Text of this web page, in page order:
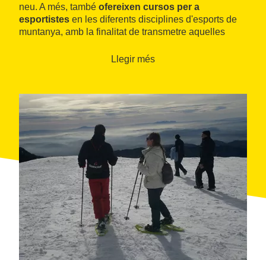
neu. A més, també ofereixen cursos per a
esportistes en les diferents disciplines d'esports de
muntanya, amb la finalitat de transmetre aquelles
l'esport de forma autònoma i amb total seguretat.
les embarcacions per fer caiac i surf de rem i també
un espai de bar que permet gaudir d'un dels millors
paisatges del Solsonès.
Llegir més